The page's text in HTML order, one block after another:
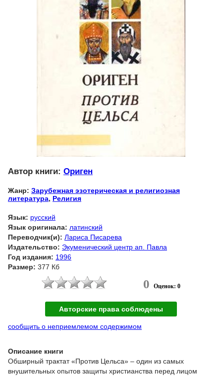
Автор книги: Ориген
Жанр: Зарубежная эзотерическая и религиозная
литература, Религия
Язык: русский
Язык оригинала: латинский
Переводчик(и): Лариса Писарева
Издательство: Экуменический центр ап. Павла
Год издания: 1996
Размер: 377 Кб
0 Оценок: 0
Авторские права соблюдены
сообщить о неприемлемом содержимом
Описание книги
Обширный трактат «Против Цельса» – один из самых
внушительных опытов защиты христианства перед лицом